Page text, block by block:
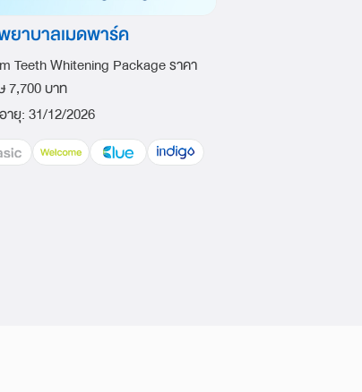
ยาบาลเมดพาร์ค
Teeth Whitening Package ราคา
7,700 บาท
ายุ:31/12/2026